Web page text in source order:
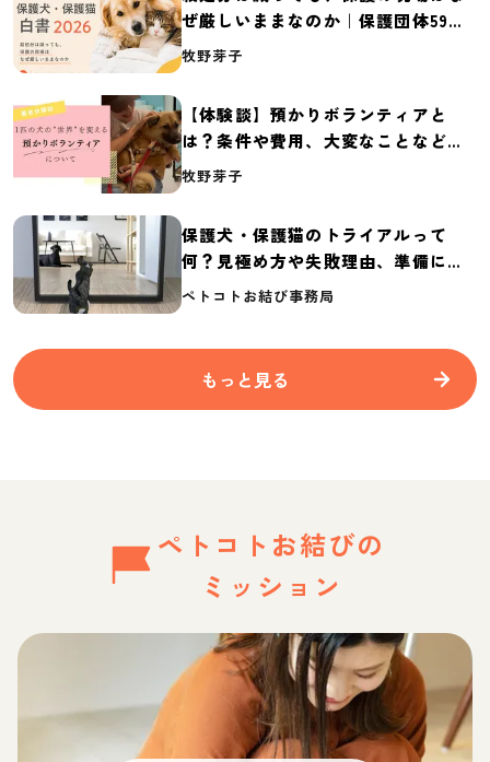
ぜ厳しいままなのか｜保護団体59団
体の実態調査【保護犬・保護猫白書
牧野芽子
【体験談】預かりボランティアと
は？条件や費用、大変なことなど紹
介
牧野芽子
保護犬・保護猫のトライアルって
何？見極め方や失敗理由、準備に必
要なものを紹介
ペトコトお結び事務局
もっと見る
ペトコトお結びの
ミッション